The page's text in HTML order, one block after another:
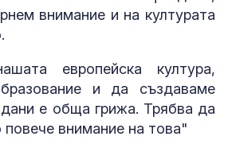
внимание и на културата
европейска култура,
и да създаваме
е обща грижа. Трябва да
внимание на това"